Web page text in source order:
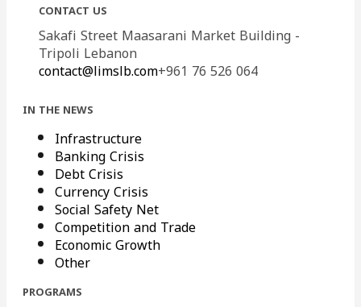
CONTACT US
Sakafi Street Maasarani Market Building -
Tripoli Lebanon
contact@limslb.com+961 76 526 064
IN THE NEWS
Infrastructure
Banking Crisis
Debt Crisis
Currency Crisis
Social Safety Net
Competition and Trade
Economic Growth
Other
PROGRAMS